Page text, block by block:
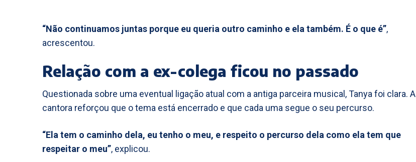
“Não continuamos juntas porque eu queria outro caminho e ela também. É o que é”,
acrescentou.
Relação com a ex-colega ficou no passado
Questionada sobre uma eventual ligação atual com a antiga parceira musical, Tanya foi clara. A
cantora reforçou que o tema está encerrado e que cada uma segue o seu percurso.
“Ela tem o caminho dela, eu tenho o meu, e respeito o percurso dela como ela tem que
respeitar o meu”, explicou.